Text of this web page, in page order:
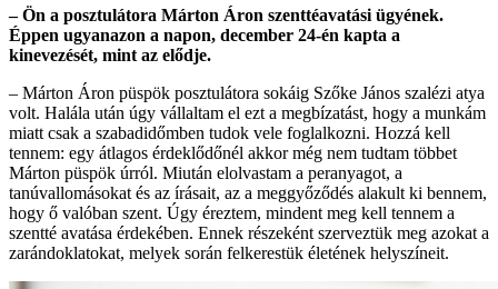
– Ön a posztulátora Márton Áron szenttéavatási ügyének.
Éppen ugyanazon a napon, december 24-én kapta a
kinevezését, mint az elődje.
– Márton Áron püspök posztulátora sokáig Szőke János szalézi atya
volt. Halála után úgy vállaltam el ezt a megbízatást, hogy a munkám
miatt csak a szabadidőmben tudok vele foglalkozni. Hozzá kell
tennem: egy átlagos érdeklődőnél akkor még nem tudtam többet
Márton püspök úrról. Miután elolvastam a peranyagot, a
tanúvallomásokat és az írásait, az a meggyőződés alakult ki bennem,
hogy ő valóban szent. Úgy éreztem, mindent meg kell tennem a
szentté avatása érdekében. Ennek részeként szerveztük meg azokat a
zarándoklatokat, melyek során felkerestük életének helyszíneit.